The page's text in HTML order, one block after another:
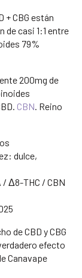
+ CBG están
casi 1:1 entre
79%
200mg de
CBN. Reino
dulce,
/ Δ8-THC / CBN
de CBD y CBG
efecto
Canavape